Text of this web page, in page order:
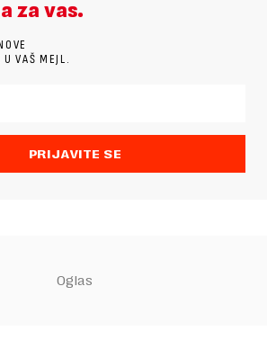
za vas.
VAŠ MEJL.
PRIJAVITE SE